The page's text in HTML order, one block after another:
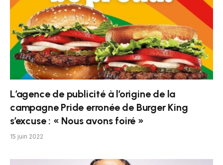
L’agence de publicité à l’origine de la
campagne Pride erronée de Burger King
s’excuse : « Nous avons foiré »
15 juin 2022